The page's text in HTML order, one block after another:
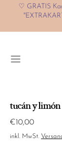
♡ GRATIS
Menü
tucán y
Normaler Preis
€10,00
inkl. MwSt.